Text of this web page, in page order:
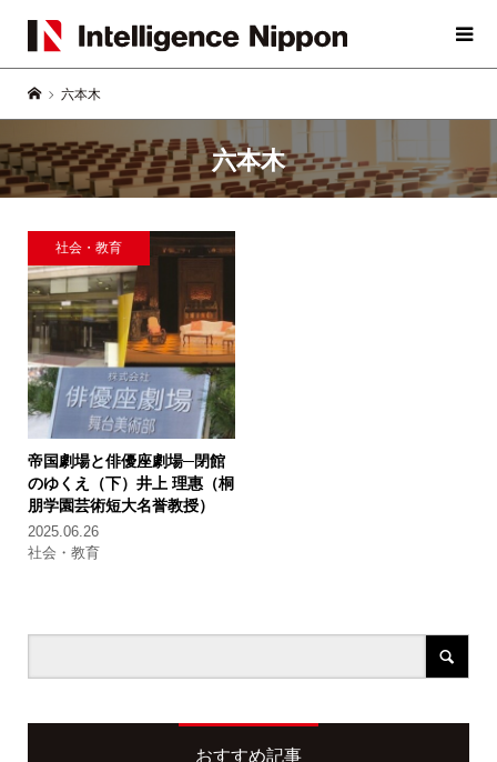
六本木
六本木
社会・教育
帝国劇場と俳優座劇場─閉館
のゆくえ（下） 井上 理惠（桐
朋学園芸術短大名誉教授）
2025.06.26
社会・教育
おすすめ記事